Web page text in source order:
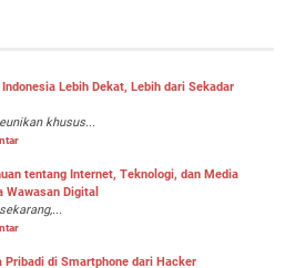
Lebih Dekat, Lebih dari Sekadar
khusus...
tentang Internet, Teknologi, dan Media
Wawasan Digital
Pribadi di Smartphone dari Hacker